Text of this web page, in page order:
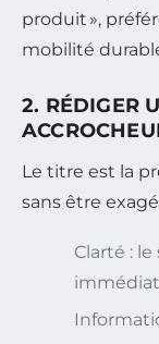
produit »,
mobilité
2. RÉDIGER
Le titre est la
sans être
Clarté :